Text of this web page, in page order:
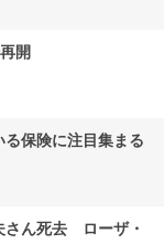
開
保険に注目集まる
さん死去 ローザ・